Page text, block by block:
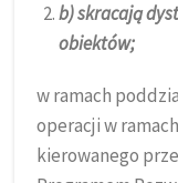
b) skracają
obiektów;
w ramach
operacji w
kierowanego